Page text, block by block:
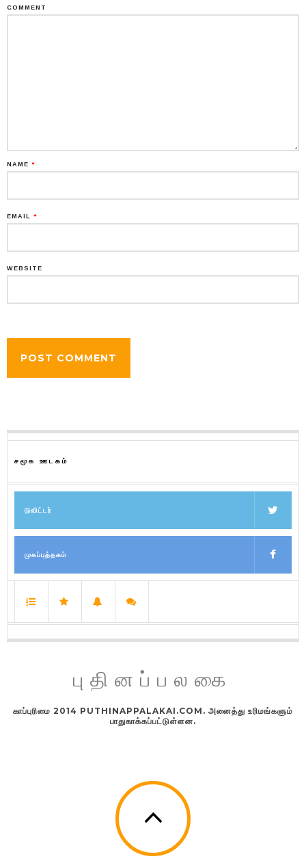
COMMENT
NAME *
EMAIL *
WEBSITE
சமூக ஊடகம்
டுவிட்டர்
முகப்புத்தகம்
புதினப்பலகை
காப்புரிமை 2014 PUTHINAPPALAKAI.COM. அனைத்து உரிமங்களும்
பாதுகாக்கப்பட்டுள்ளன.